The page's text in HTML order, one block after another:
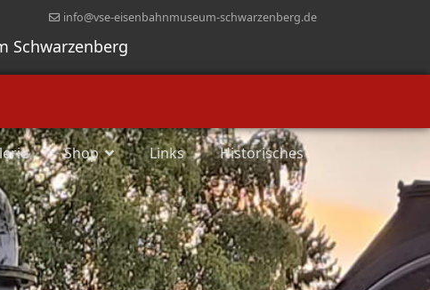
info@vse-eisenbahnmuseum-schwarzenberg.de
Schwarzenberg
Shop Links Historisches